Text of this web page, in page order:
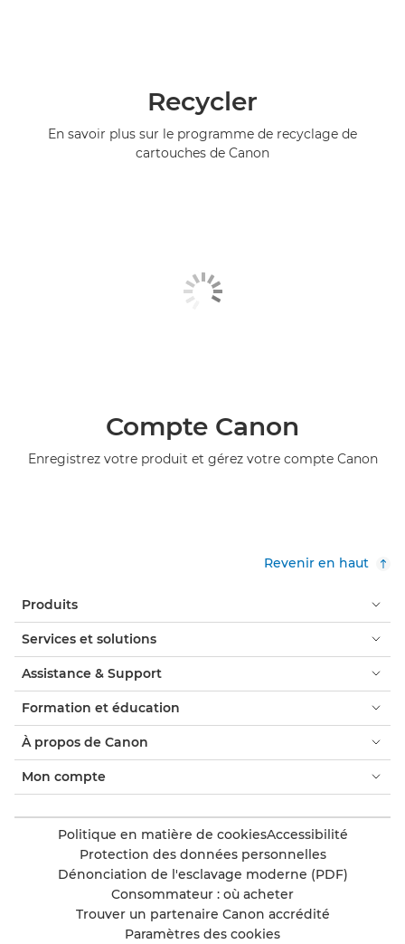
Recycler
En savoir plus sur le programme de recyclage de
cartouches de Canon
Compte Canon
Enregistrez votre produit et gérez votre compte Canon
Revenir en haut
Produits
Services et solutions
Assistance & Support
Formation et éducation
À propos de Canon
Mon compte
Politique en matière de cookiesAccessibilité
Protection des données personnelles
Dénonciation de l'esclavage moderne (PDF)
Consommateur : où acheter
Trouver un partenaire Canon accrédité
Paramètres des cookies